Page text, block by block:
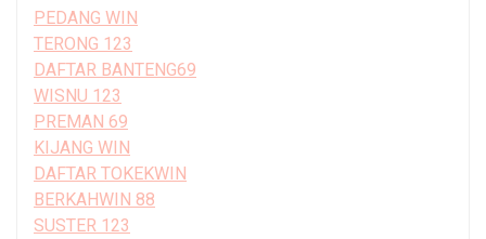
PEDANG WIN
TERONG 123
DAFTAR BANTENG69
WISNU 123
PREMAN 69
KIJANG WIN
DAFTAR TOKEKWIN
BERKAHWIN 88
SUSTER 123